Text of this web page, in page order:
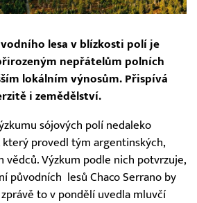
lesa v blízkosti polí je
nepřátelům polních
lokálním výnosům. Přispívá
i zemědělství.
sójových polí nedaleko
který provedl tým argentinských,
vědců. Výzkum podle nich potvrzuje,
původních lesů Chaco Serrano by
to v pondělí uvedla mluvčí